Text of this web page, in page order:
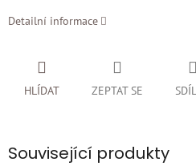
Detailní informace
ZEPTAT SE
HLÍDAT
Související produkty